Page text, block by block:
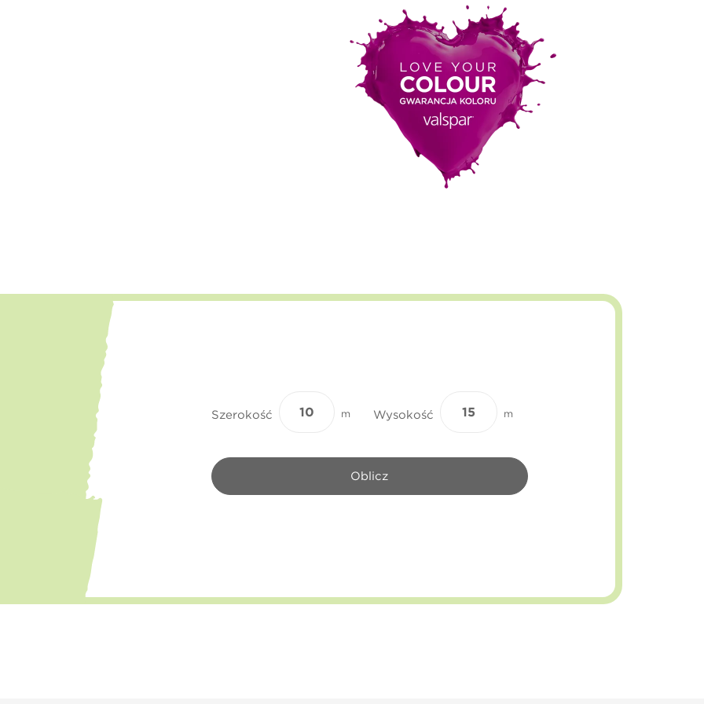
Szerokość m Wysokość m